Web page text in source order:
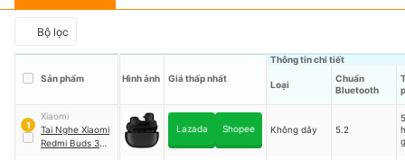
Bộ lọc
Sản phẩm Hình ảnh Giá thấp nhất
Thông tin chi tiết
Loại
Chuẩn
Bluetooth
1
Xiaomi
Tai Nghe Xiaomi
Redmi Buds 3
Lazada Shopee Không dây 5.2